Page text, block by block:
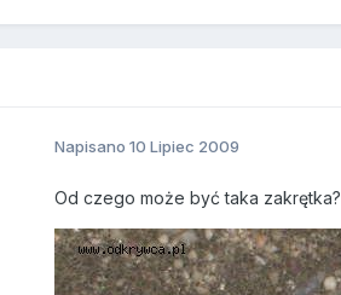
Napisano10 Lipiec 2009
Od czego może być taka zakrętka?